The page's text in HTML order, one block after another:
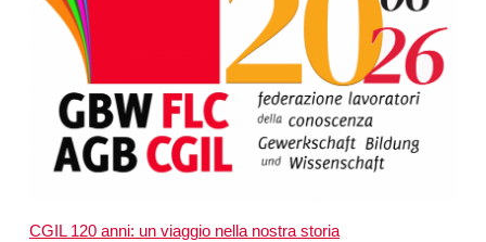
CGIL 120 anni: un viaggio nella nostra storia